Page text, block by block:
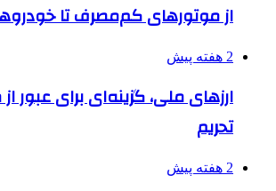
از موتورهای کم‌مصرف تا
2 هفته پیش
ارزهای ملی، گزینه‌ای برای عبور
تحریم
2 هفته پیش